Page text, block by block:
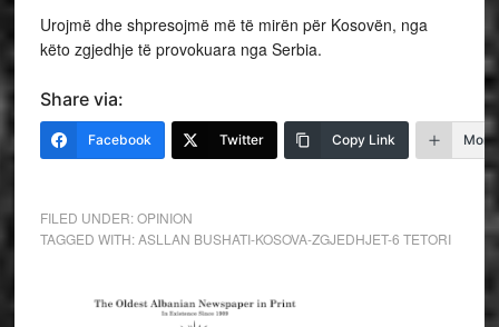
Urojmë dhe shpresojmë më të mirën për Kosovën, nga
këto zgjedhje të provokuara nga Serbia.
Share via:
Facebook Twitter Copy Link More
FILED UNDER:OPINION
TAGGED WITH:ASLLAN BUSHATI-KOSOVA-ZGJEDHJET-6 TETORI